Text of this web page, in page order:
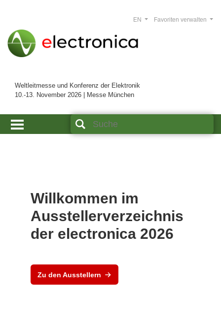
Weltleitmesse und Konferenz der Elektronik
10.-13. November 2026 | Messe München
Favoriten verwalten
EN
Willkommen im
Ausstellerverzeichnis
der electronica 2026
Zu den Ausstellern